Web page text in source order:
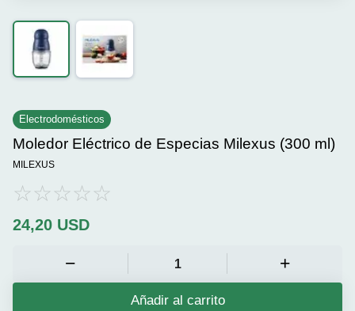
Electrodomésticos
Moledor Eléctrico de Especias Milexus (300 ml)
MILEXUS
24,20 USD
Añadir al carrito